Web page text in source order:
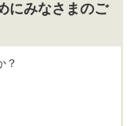
にみなさまのご
？